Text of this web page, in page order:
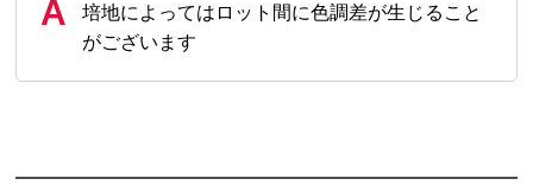
培地によってはロット間に色調差が生じること
がございます